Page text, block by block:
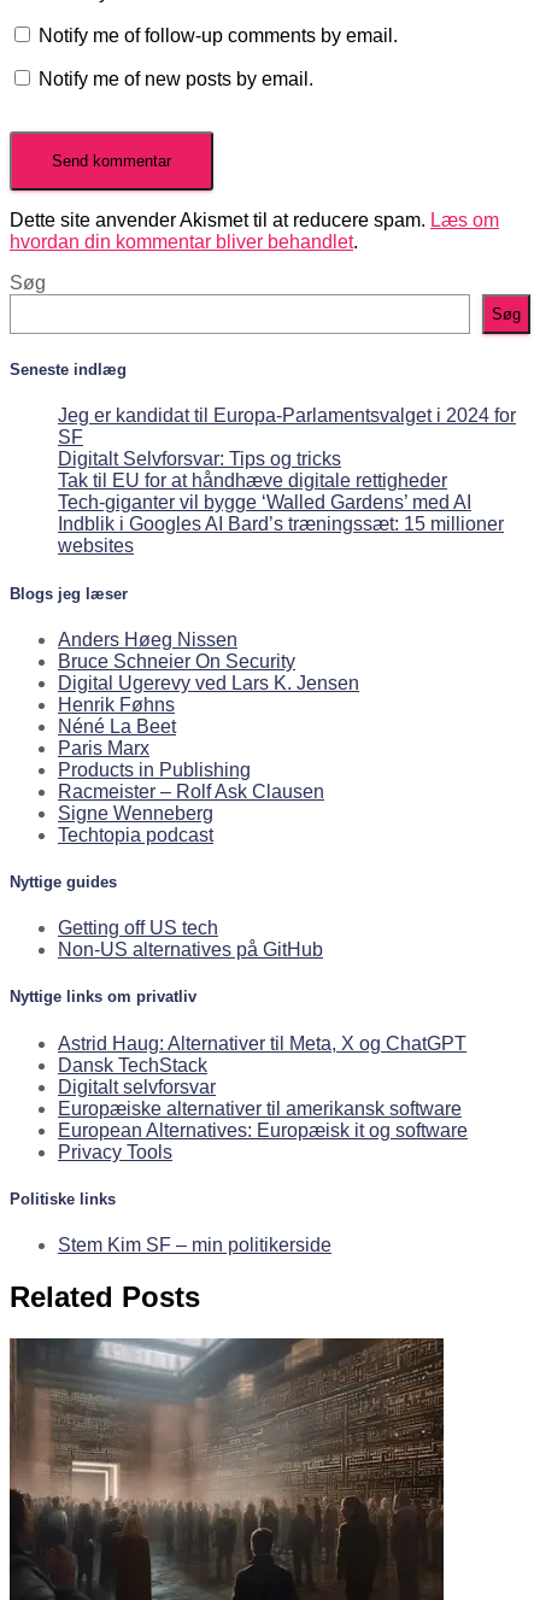
Notify me of follow-up comments by email.
Notify me of new posts by email.
Dette site anvender Akismet til at reducere spam. Læs om
hvordan din kommentar bliver behandlet.
Søg
Søg
Seneste indlæg
Jeg er kandidat til Europa-Parlamentsvalget i 2024 for
SF
Digitalt Selvforsvar: Tips og tricks
Tak til EU for at håndhæve digitale rettigheder
Tech-giganter vil bygge ‘Walled Gardens’ med AI
Indblik i Googles AI Bard’s træningssæt: 15 millioner
websites
Blogs jeg læser
Anders Høeg Nissen
Bruce Schneier On Security
Digital Ugerevy ved Lars K. Jensen
Henrik Føhns
Néné La Beet
Paris Marx
Products in Publishing
Racmeister – Rolf Ask Clausen
Signe Wenneberg
Techtopia podcast
Nyttige guides
Getting off US tech
Non-US alternatives på GitHub
Nyttige links om privatliv
Astrid Haug: Alternativer til Meta, X og ChatGPT
Dansk TechStack
Digitalt selvforsvar
Europæiske alternativer til amerikansk software
European Alternatives: Europæisk it og software
Privacy Tools
Politiske links
Stem Kim SF – min politikerside
Related Posts